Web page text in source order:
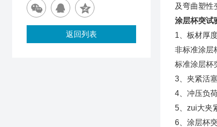
及弯曲塑性
涂层杯突试
1、板材厚
非标准涂层
标准涂层杯
3、夹紧活
4、冲压负
5、zui大夹
6、涂层杯
返回列表